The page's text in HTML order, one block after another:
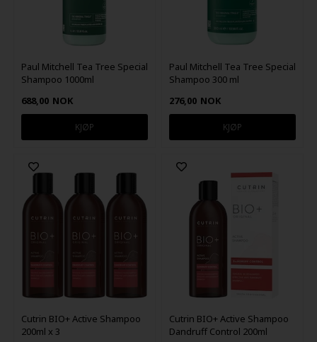
Paul Mitchell Tea Tree Special
Shampoo 1000ml
688,00 NOK
Paul Mitchell Tea Tree Special
Shampoo 300 ml
276,00 NOK
Cutrin BIO+ Active Shampoo
200ml x 3
Cutrin BIO+ Active Shampoo
Dandruff Control 200ml